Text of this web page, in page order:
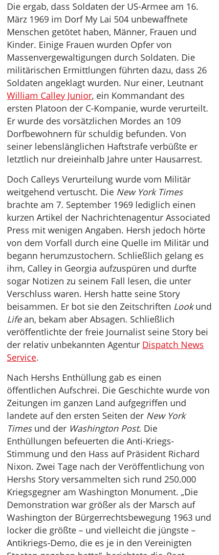
Die ergab, dass Soldaten der US-Armee am 16.
März 1969 im Dorf My Lai 504 unbewaffnete
Menschen getötet haben, Männer, Frauen und
Kinder. Einige Frauen wurden Opfer von
Massenvergewaltigungen durch Soldaten. Die
militärischen Ermittlungen führten dazu, dass 26
Soldaten angeklagt wurden. Nur einer, Leutnant
William Calley Junior, ein Kommandant des
ersten Platoon der C-Kompanie, wurde verurteilt.
Er wurde des vorsätzlichen Mordes an 109
Dorfbewohnern für schuldig befunden. Von
seiner lebenslänglichen Haftstrafe verbüßte er
letztlich nur dreieinhalb Jahre unter Hausarrest.
Doch Calleys Verurteilung wurde vom Militär
weitgehend vertuscht. Die New York Times
brachte am 7. September 1969 lediglich einen
kurzen Artikel der Nachrichtenagentur Associated
Press mit wenigen Angaben. Hersh jedoch hörte
von dem Vorfall durch eine Quelle im Militär und
begann herumzustochern. Schließlich gelang es
ihm, Calley in Georgia aufzuspüren und durfte
sogar Notizen zu seinem Fall lesen, die unter
Verschluss waren. Hersh hatte seine Story
beisammen. Er bot sie den Zeitschriften Lookund
Lifean, bekam aber Absagen. Schließlich
veröffentlichte der freie Journalist seine Story bei
der relativ unbekannten Agentur Dispatch News
Service.
Nach Hershs Enthüllung gab es einen
öffentlichen Aufschrei. Die Geschichte wurde von
Zeitungen im ganzen Land aufgegriffen und
landete auf den ersten Seiten der New York
Timesund der Washington Post. Die
Enthüllungen befeuerten die Anti-Kriegs-
Stimmung und den Hass auf Präsident Richard
Nixon. Zwei Tage nach der Veröffentlichung von
Hershs Story versammelten sich rund 250.000
Kriegsgegner am Washington Monument. „Die
Demonstration war größer als der Marsch auf
Washington der Bürgerrechtsbewegung 1963 und
locker die größte – und vielleicht die jüngste –
Antikriegs-Demo, die es je in den Vereinigten